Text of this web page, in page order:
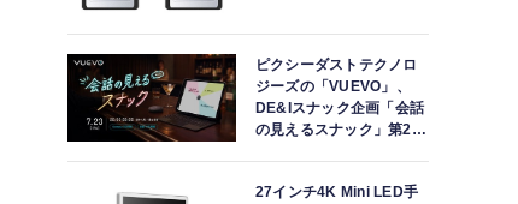
ピクシーダストテクノロ
ジーズの「VUEVO」、
DE&Iスナック企画「会話
の見えるスナック」第2回
クに戻れた」
27インチ4K Mini LED手